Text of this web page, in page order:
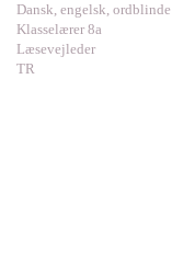
Dansk, engelsk, ordblinde
Klasselærer 8a
Læsevejleder
TR